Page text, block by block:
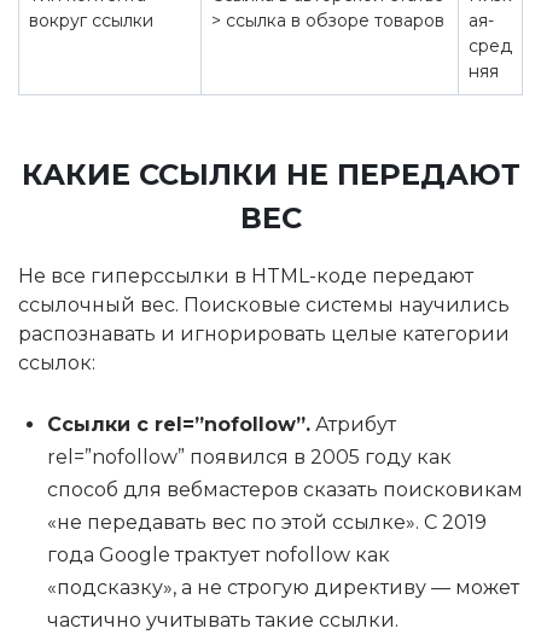
вокруг ссылки
> ссылка в обзоре товаров
ая-
сред
няя
КАКИЕ ССЫЛКИ НЕ ПЕРЕДАЮТ
ВЕС
Не все гиперссылки в HTML-коде передают
ссылочный вес. Поисковые системы научились
распознавать и игнорировать целые категории
ссылок:
Ссылки с rel=”nofollow”. Атрибут
rel=”nofollow” появился в 2005 году как
способ для вебмастеров сказать поисковикам
«не передавать вес по этой ссылке». С 2019
года Google трактует nofollow как
«подсказку», а не строгую директиву — может
частично учитывать такие ссылки.